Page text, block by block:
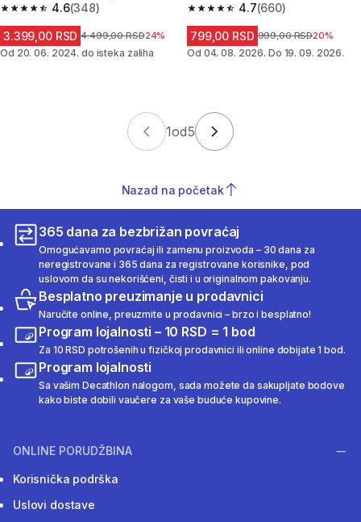
dečje - plavo/roze
4.6
4.6 od 5 zvezdica from 348 Recenzije
(348)
3.399,00 RSD Cena pre sniženja
4.499,00 RSD24%
Od 20. 06. 2024. do isteka zaliha
4.7
4.7 od 5 zvezdica from 660
(660)
799,00 RSD Cena pre sniženja
999,00 RSD20%
Od 04. 08. 2026. Do 19. 09. 2026.
1od5
Nazad na početak
365 dana za bezbrižan povraćaj
Omogućavamo povraćaj ili zamenu proizvoda – 30 dana za
neregistrovane i 365 dana za registrovane korisnike, pod
uslovom da su nekorišćeni, čisti i u originalnom pakovanju.
Besplatno preuzimanje u prodavnici
Naručite online, preuzmite u prodavnici – brzo i besplatno!
Program lojalnosti – 10 RSD = 1 bod
Za 10 RSD potrošenih u fizičkoj prodavnici ili online dobijate 1 bod.
Program lojalnosti
Sa vašim Decathlon nalogom, sada možete da sakupljate bodove
kako biste dobili vaučere za vaše buduće kupovine.
ONLINE PORUDŽBINA
Korisnička podrška
Uslovi dostave